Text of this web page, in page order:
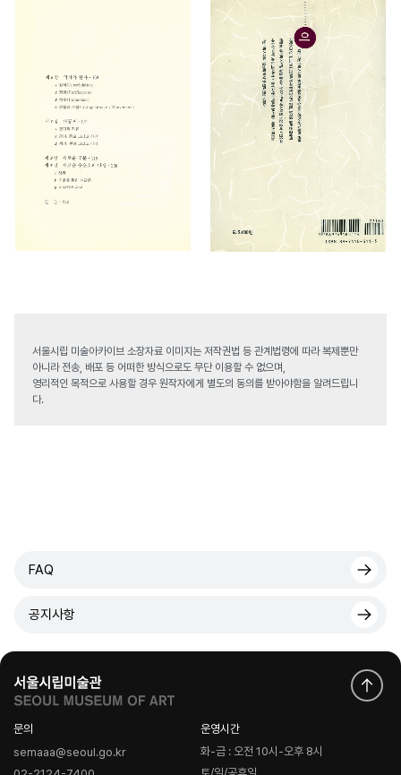
서울시립 미술아카이브 소장자료 이미지는 저작권법 등 관계법령에 따라 복제뿐만
아니라 전송, 배포 등 어떠한 방식으로도 무단 이용할 수 없으며,
영리적인 목적으로 사용할 경우 원작자에게 별도의 동의를 받아야함을 알려드립니
다.
FAQ
공지사항
문의
semaaa@seoul.go.kr
운영시간
화-금 : 오전 10시-오후 8시